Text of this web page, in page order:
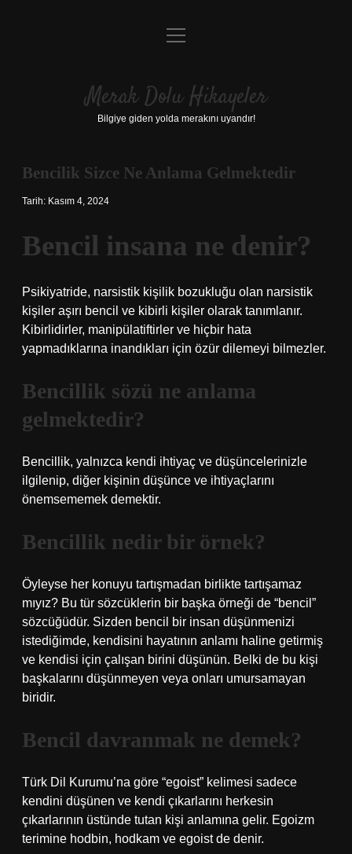
Anasayfa
Yasal Uyarı
menüyü
Merak Dolu Hikayeler
Bilgiye giden yolda merakını uyandır!
Bencilik Sizce Ne Anlama Gelmektedir
Tarih: Kasım 4, 2024
Bencil insana ne denir?
Psikiyatride, narsistik kişilik bozukluğu olan narsistik
kişiler aşırı bencil ve kibirli kişiler olarak tanımlanır.
Kibirlidirler, manipülatiftirler ve hiçbir hata
yapmadıklarına inandıkları için özür dilemeyi bilmezler.
Bencillik sözü ne anlama
gelmektedir?
Bencillik, yalnızca kendi ihtiyaç ve düşüncelerinizle
ilgilenip, diğer kişinin düşünce ve ihtiyaçlarını
önemsememek demektir.
Bencillik nedir bir örnek?
Öyleyse her konuyu tartışmadan birlikte tartışamaz
mıyız? Bu tür sözcüklerin bir başka örneği de “bencil”
sözcüğüdür. Sizden bencil bir insan düşünmenizi
istediğimde, kendisini hayatının anlamı haline getirmiş
ve kendisi için çalışan birini düşünün. Belki de bu kişi
başkalarını düşünmeyen veya onları umursamayan
biridir.
Bencil davranmak ne demek?
Türk Dil Kurumu’na göre “egoist” kelimesi sadece
kendini düşünen ve kendi çıkarlarını herkesin
çıkarlarının üstünde tutan kişi anlamına gelir. Egoizm
terimine hodbin, hodkam ve egoist de denir.